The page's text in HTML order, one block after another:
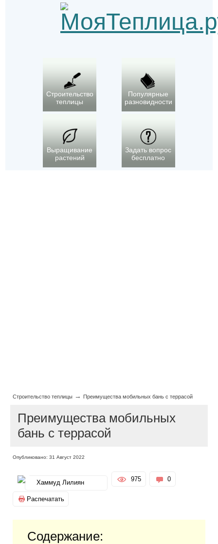
Строительство
теплицы
Популярные
разновидности
Выращивание
растений
Задать вопрос
бесплатно
Строительство теплицы → Преимущества мобильных бань с террасой
Преимущества мобильных
бань с террасой
Опубликовано: 31 Август 2022
Хаммуд Лилиян 975 0
Распечатать
Содержание: